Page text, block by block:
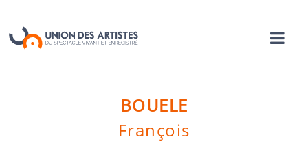
BOUELE
François